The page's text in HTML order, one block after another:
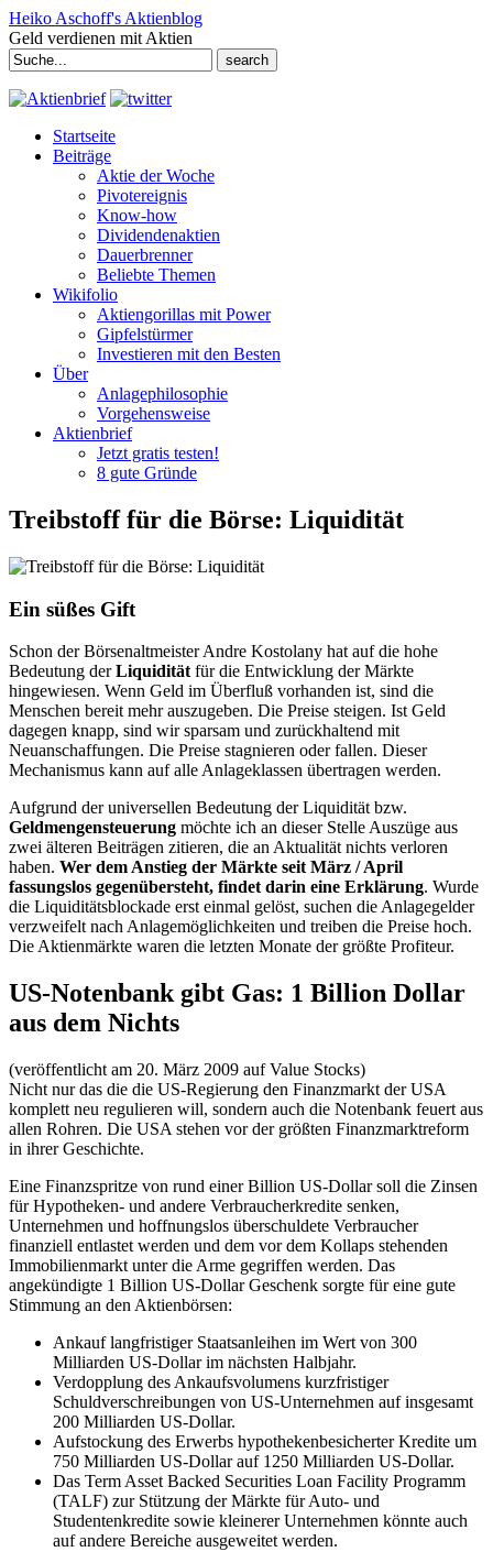
Heiko Aschoff's Aktienblog
Geld verdienen mit Aktien
Search
for:
Startseite
Beiträge
Aktie der Woche
Pivotereignis
Know-how
Dividendenaktien
Dauerbrenner
Beliebte Themen
Wikifolio
Aktiengorillas mit Power
Gipfelstürmer
Investieren mit den Besten
Über
Anlagephilosophie
Vorgehensweise
Aktienbrief
Jetzt gratis testen!
8 gute Gründe
Treibstoff für die Börse: Liquidität
Ein süßes Gift
Schon der Börsenaltmeister Andre Kostolany hat auf die hohe
Bedeutung derLiquidität für die Entwicklung der Märkte
hingewiesen. Wenn Geld im Überfluß vorhanden ist, sind die
Menschen bereit mehr auszugeben. Die Preise steigen. Ist Geld
dagegen knapp, sind wir sparsam und zurückhaltend mit
Neuanschaffungen. Die Preise stagnieren oder fallen. Dieser
Mechanismus kann auf alle Anlageklassen übertragen werden.
Aufgrund der universellen Bedeutung der Liquidität bzw.
Geldmengensteuerung möchte ich an dieser Stelle Auszüge aus
zwei älteren Beiträgen zitieren, die an Aktualität nichts verloren
haben. Wer dem Anstieg der Märkte seit März / April
fassungslos gegenübersteht, findet darin eine Erklärung. Wurde
die Liquiditätsblockade erst einmal gelöst, suchen die Anlagegelder
verzweifelt nach Anlagemöglichkeiten und treiben die Preise hoch.
Die Aktienmärkte waren die letzten Monate der größte Profiteur.
US-Notenbank gibt Gas: 1 Billion Dollar
aus dem Nichts
(veröffentlicht am 20. März 2009 auf Value Stocks)
Nicht nur das die die US-Regierung den Finanzmarkt der USA
komplett neu regulieren will, sondern auch die Notenbank feuert aus
allen Rohren. Die USA stehen vor der größten Finanzmarktreform
in ihrer Geschichte.
Eine Finanzspritze von rund einer Billion US-Dollar soll die Zinsen
für Hypotheken- und andere Verbraucherkredite senken,
Unternehmen und hoffnungslos überschuldete Verbraucher
finanziell entlastet werden und dem vor dem Kollaps stehenden
Immobilienmarkt unter die Arme gegriffen werden. Das
angekündigte 1 Billion US-Dollar Geschenk sorgte für eine gute
Stimmung an den Aktienbörsen:
Ankauf langfristiger Staatsanleihen im Wert von 300
Milliarden US-Dollar im nächsten Halbjahr.
Verdopplung des Ankaufsvolumens kurzfristiger
Schuldverschreibungen von US-Unternehmen auf insgesamt
200 Milliarden US-Dollar.
Aufstockung des Erwerbs hypothekenbesicherter Kredite um
750 Milliarden US-Dollar auf 1250 Milliarden US-Dollar.
Das Term Asset Backed Securities Loan Facility Programm
(TALF) zur Stützung der Märkte für Auto- und
Studentenkredite sowie kleinerer Unternehmen könnte auch
auf andere Bereiche ausgeweitet werden.